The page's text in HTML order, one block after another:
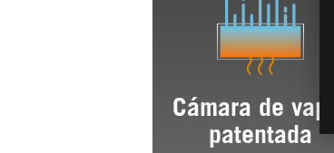
Cámara de vapor
patentada